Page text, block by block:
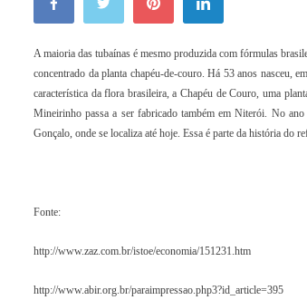
A maioria das tubaínas é mesmo produzida com fórmulas
concentrado da planta chapéu-de-couro. Há 53 anos nasceu,
característica da flora brasileira, a Chapéu de Couro, uma
Mineirinho passa a ser fabricado também em Niterói. No
Gonçalo, onde se localiza até hoje. Essa é parte da história do
Fonte:
http://www.zaz.com.br/istoe/economia/151231.htm
http://www.abir.org.br/paraimpressao.php3?id_article=395